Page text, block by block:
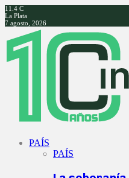
11.4 C
La Plata
7 agosto, 2026
Facebook
Twitter
Instagram
Youtube
PAÍS
PAÍS